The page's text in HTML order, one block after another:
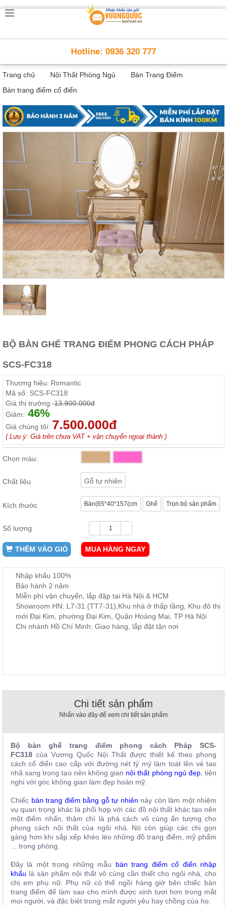
Trang
Thông
Minh
Nội
thất
minh
Nội
Thất
Em
bàn
học, tủ
sách
Nội
Thất
Khách
Sofa,
tủ
Bàn
trà...
Nội
Phòng
Ngủ
ngủ, tủ
áo, bàn
trang
điểm
Nội
Phòng
Ăn
ăn,
kệ
Công,
Vườn
Phụ
Cây
, đồ
Nhà
Hàng
Thất
Hotline: 0936 320 777
Trang chủ Nội Thất Phòng Ngủ
Bàn Trang Điểm
Bàn trang điểm cổ điển
BỘ BÀN GHẾ TRANG ĐIỂM PHONG CÁCH PHÁP
SCS-FC318
Thương hiệu: Romantic
Mã số: SCS-FC318
Giá thị trường:13.900.000đ
Giảm: 46%
Giá chúng tôi: 7.500.000đ
( Lưu ý: Giá trên chưa VAT + vận chuyển ngoại thành )
Chọn màu:
Chất liệu Gỗ tự nhiên
Kích thước Bàn(65*40*157(cm Ghế Trọn bộ sản phẩm
Số lượng
THÊM VÀO GIỎ MUA HÀNG NGAY
Nhập khẩu 100%
Bảo hành 2 năm
Miễn phí vận chuyển, lắp đặp tại Hà Nội & HCM
Showroom HN: L7-31 (TT7-31),Khu nhà ở thấp tầng, Khu đô thị
mới Đại Kim, phường Đại Kim, Quận Hoàng Mai, TP Hà Nội
Chi nhánh Hồ Chí Minh: Giao hàng, lắp đặt tận nơi
Chi tiết sản phẩm
Nhấn vào đây để xem chi tiết sản phẩm
Bộ bàn ghế trang điểm phong cách Pháp SCS-
FC318 của Vương Quốc Nội Thất được thiết kế theo phong
cách cổ điển cao cấp với đường nét tỷ mỷ làm toát lên vẻ tao
nhã sang trọng tạo nên không gian nội thất phòng ngủ đẹp, tiện
nghi với góc không gian làm đẹp hoàn mỹ.
Chiếc bàn trang điểm bằng gỗ tự nhiên này còn làm một nhiệm
vụ quan trọng khác là phối hợp với các đồ nội thất khác tạo nên
một điểm nhấn, thậm chí là phá cách vô cùng ấn tượng cho
phong cách nội thất của ngôi nhà. Nó còn giúp các chị gọn
gàng hơn khi sắp xếp khéo léo những đồ trang điểm, mỹ phẩm
... trong phòng.
Đây là một trong những mẫu bàn trang điểm cổ điển nhập
khẩu là sản phẩm nội thất vô cùng cần thiết cho ngôi nhà, cho
chị em phụ nữ. Phụ nữ có thể ngồi hàng giờ bên chiếc bàn
trang điểm để làm sao cho mình được xinh tươi hơn trong mắt
mọi người, và đặc biệt trong mắt người yêu hay chồng của họ.